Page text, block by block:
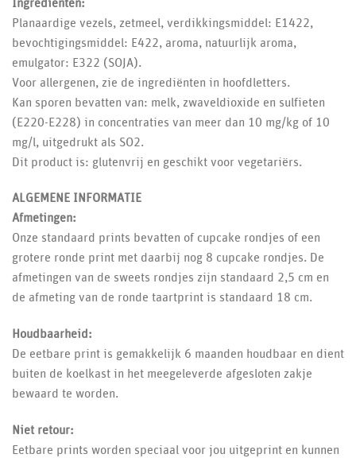
Ingrediënten:
Planaardige vezels, zetmeel, verdikkingsmiddel: E1422,
bevochtigingsmiddel: E422, aroma, natuurlijk aroma,
emulgator: E322 (SOJA).
Voor allergenen, zie de ingrediënten in hoofdletters.
Kan sporen bevatten van: melk, zwaveldioxide en sulfieten
(E220-E228) in concentraties van meer dan 10 mg/kg of 10
mg/l, uitgedrukt als SO2.
Dit product is: glutenvrij en geschikt voor vegetariërs.
ALGEMENE INFORMATIE
Afmetingen:
Onze standaard prints bevatten of cupcake rondjes of een
grotere ronde print met daarbij nog 8 cupcake rondjes. De
afmetingen van de sweets rondjes zijn standaard 2,5 cm en
de afmeting van de ronde taartprint is standaard 18 cm.
Houdbaarheid:
De eetbare print is gemakkelijk 6 maanden houdbaar en dient
buiten de koelkast in het meegeleverde afgesloten zakje
bewaard te worden.
Niet retour:
Eetbare prints worden speciaal voor jou uitgeprint en kunnen